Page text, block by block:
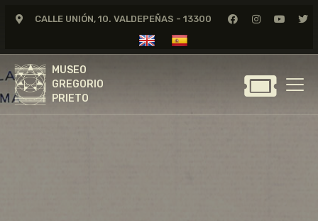
CALLE UNIÓN, 10. VALDEPEÑAS - 13300
MUSEO
GREGORIO
PRIETO
MUSEO
GREGORIO
GREGORIO PRIETO